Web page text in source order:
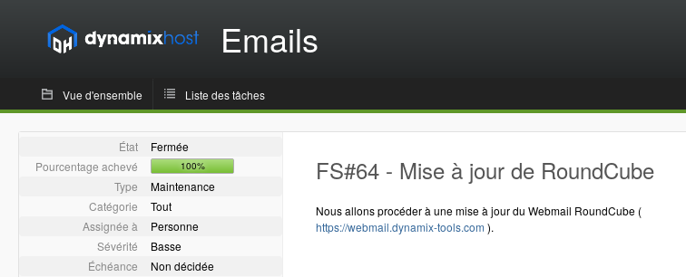
Emails
Vue d'ensemble Liste des tâches
État
Fermée
Pourcentage achevé
100%
Type
Maintenance
Catégorie
Tout
Assignée à
Personne
Sévérité
Basse
Échéance
Non décidée
FS#64 - Mise à jour de RoundCube
Nous allons procéder à une mise à jour du Webmail RoundCube (
https://webmail.dynamix-tools.com ).